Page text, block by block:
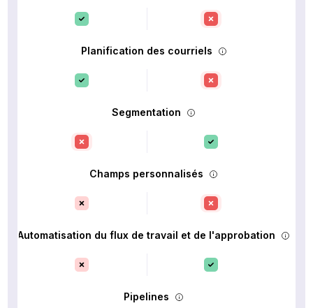
Planification des courriels
Segmentation
Champs personnalisés
Automatisation du flux de travail et de l'approbation
Pipelines